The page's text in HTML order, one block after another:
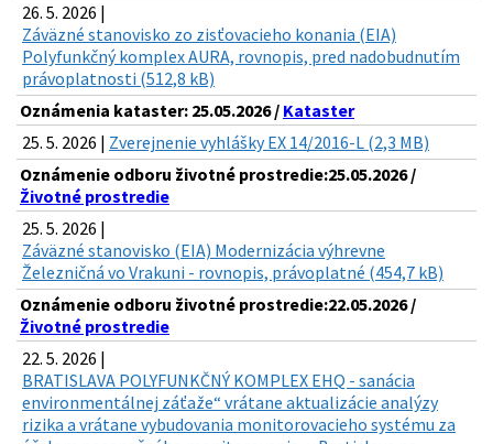
26. 5. 2026 |
Záväzné stanovisko zo zisťovacieho konania (EIA)
Polyfunkčný komplex AURA, rovnopis, pred nadobudnutím
právoplatnosti (512,8 kB)
Oznámenia kataster: 25.05.2026 / Kataster
25. 5. 2026 | Zverejnenie vyhlášky EX 14/2016-L (2,3 MB)
Oznámenie odboru životné prostredie:25.05.2026 /
Životné prostredie
25. 5. 2026 |
Záväzné stanovisko (EIA) Modernizácia výhrevne
Železničná vo Vrakuni - rovnopis, právoplatné (454,7 kB)
Oznámenie odboru životné prostredie:22.05.2026 /
Životné prostredie
22. 5. 2026 |
BRATISLAVA POLYFUNKČNÝ KOMPLEX EHQ - sanácia
environmentálnej záťaže“ vrátane aktualizácie analýzy
rizika a vrátane vybudovania monitorovacieho systému za